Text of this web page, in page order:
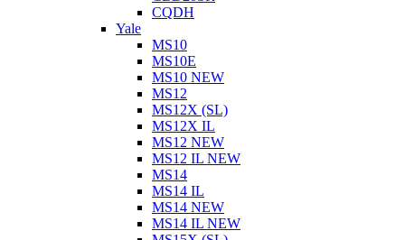
CQDH
Yale
MS10
MS10E
MS10 NEW
MS12
MS12X (SL)
MS12X IL
MS12 NEW
MS12 IL NEW
MS14
MS14 IL
MS14 NEW
MS14 IL NEW